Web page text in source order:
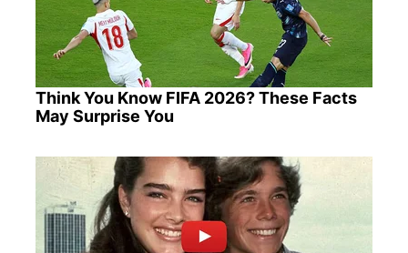
Think You Know FIFA 2026? These Facts
May Surprise You